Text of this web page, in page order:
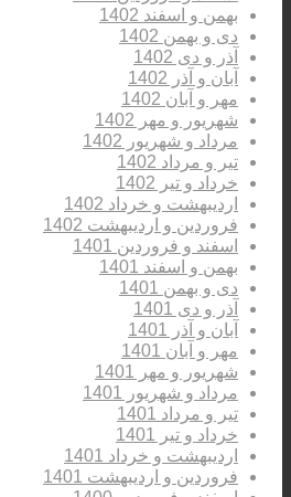
بهمن و اسفند 1402
دی و بهمن 1402
آذر و دی 1402
آبان و آذر 1402
مهر و آبان 1402
شهریور و مهر 1402
مرداد و شهریور 1402
تیر و مرداد 1402
خرداد و تیر 1402
اردیبهشت و خرداد 1402
فروردین و اردیبهشت 1402
اسفند و فروردین 1401
بهمن و اسفند 1401
دی و بهمن 1401
آذر و دی 1401
آبان و آذر 1401
مهر و آبان 1401
شهریور و مهر 1401
مرداد و شهریور 1401
تیر و مرداد 1401
خرداد و تیر 1401
اردیبهشت و خرداد 1401
فروردین و اردیبهشت 1401